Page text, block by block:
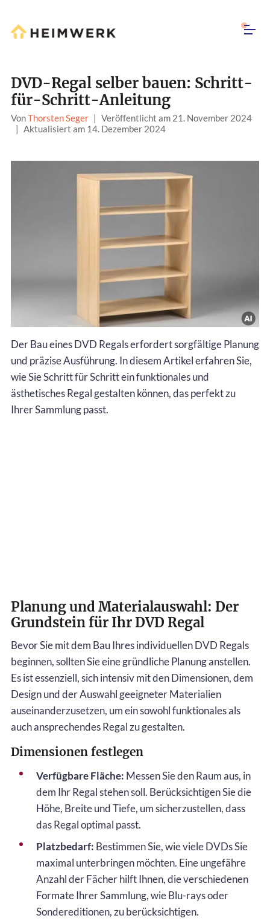
DVD-Regal selber bauen: Schritt-
für-Schritt-Anleitung
VonThorsten Seger | Veröffentlicht am 21. November 2024
| Aktualisiert am 14. Dezember 2024
Der Bau eines DVD Regals erfordert sorgfältige Planung
und präzise Ausführung. In diesem Artikel erfahren Sie,
wie Sie Schritt für Schritt ein funktionales und
ästhetisches Regal gestalten können, das perfekt zu
Ihrer Sammlung passt.
Planung und Materialauswahl: Der
Grundstein für Ihr DVD Regal
Bevor Sie mit dem Bau Ihres individuellen DVD Regals
beginnen, sollten Sie eine gründliche Planung anstellen.
Es ist essenziell, sich intensiv mit den Dimensionen, dem
Design und der Auswahl geeigneter Materialien
auseinanderzusetzen, um ein sowohl funktionales als
auch ansprechendes Regal zu gestalten.
Dimensionen festlegen
Verfügbare Fläche: Messen Sie den Raum aus, in
dem Ihr Regal stehen soll. Berücksichtigen Sie die
Höhe, Breite und Tiefe, um sicherzustellen, dass
das Regal optimal passt.
Platzbedarf: Bestimmen Sie, wie viele DVDs Sie
maximal unterbringen möchten. Eine ungefähre
Anzahl der Fächer hilft Ihnen, die verschiedenen
Formate Ihrer Sammlung, wie Blu-rays oder
Sondereditionen, zu berücksichtigen.